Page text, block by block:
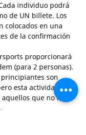
individuo podrá
de UN billete. Los
colocados en una
de la confirmación
proporcionará
(para 2 personas).
principiantes son
esta actividad es
que no le